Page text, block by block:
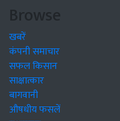
Browse
खबरें
कंपनी समाचार
सफल किसान
साक्षात्कार
बागवानी
औषधीय फसलें